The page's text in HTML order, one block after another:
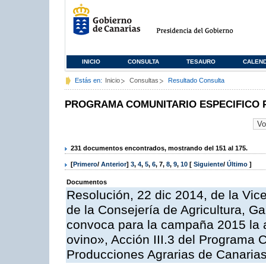
INICIO CONSULTA TESAURO
Estás en: Inicio Consultas Resultado Consulta
PROGRAMA COMUNITARIO ESPECIFICO
231 documentos encontrados, mostrando del 151 al 175.
[Primero/ Anterior] 3, 4, 5, 6, 7, 8, 9, 10 [ Siguiente/ Último ]
Documentos
Resolución, 22 dic 2014, de la
de la Consejería de Agricultura,
convoca para la campaña 2015
ovino», Acción III.3 del Programa
Producciones Agrarias de